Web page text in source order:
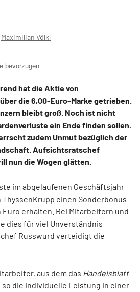
Maximilian Völkl
bevorzugen
hat die Aktie von
die 6,00-Euro-Marke getrieben.
bleibt groß. Noch ist nicht
ein Ende finden sollen.
zudem Unmut bezüglich der
Aufsichtsratschef
nun die Wogen glätten.
im abgelaufenen Geschäftsjahr
einen Sonderbonus
Euro erhalten. Bei Mitarbeitern und
dies für viel Unverständnis
Russwurd verteidigt die
aus dem das Handelsblatt
die individuelle Leistung in einer